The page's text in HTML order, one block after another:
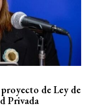
de Ley de
Privada